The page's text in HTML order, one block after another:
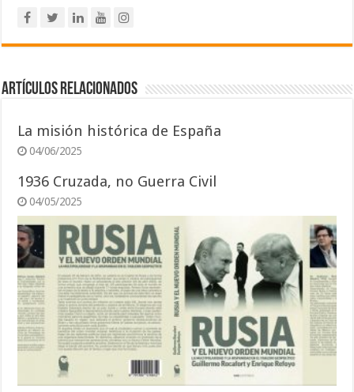
Artículos relacionados
La misión histórica de España
04/06/2025
1936 Cruzada, no Guerra Civil
04/05/2025